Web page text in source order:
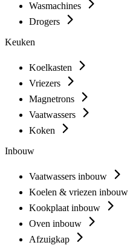
Wasmachines
Drogers
Keuken
Koelkasten
Vriezers
Magnetrons
Vaatwassers
Koken
Inbouw
Vaatwassers inbouw
Koelen & vriezen inbouw
Kookplaat inbouw
Oven inbouw
Afzuigkap